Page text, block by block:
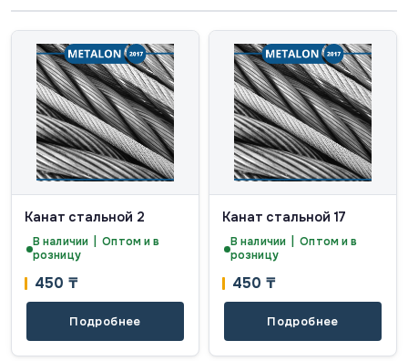
Канат стальной 2
В наличии | Оптом и в
розницу
450 ₸
Подробнее
Канат стальной 17
В наличии | Оптом и в
розницу
450 ₸
Подробнее